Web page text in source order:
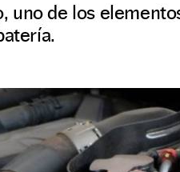
uno de los